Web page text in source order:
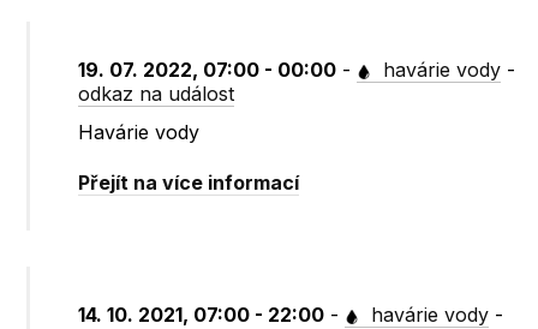
19. 07. 2022, 07:00 - 00:00 - havárie vody -
odkaz na událost
Havárie vody
Přejít na více informací
14. 10. 2021, 07:00 - 22:00 - havárie vody -